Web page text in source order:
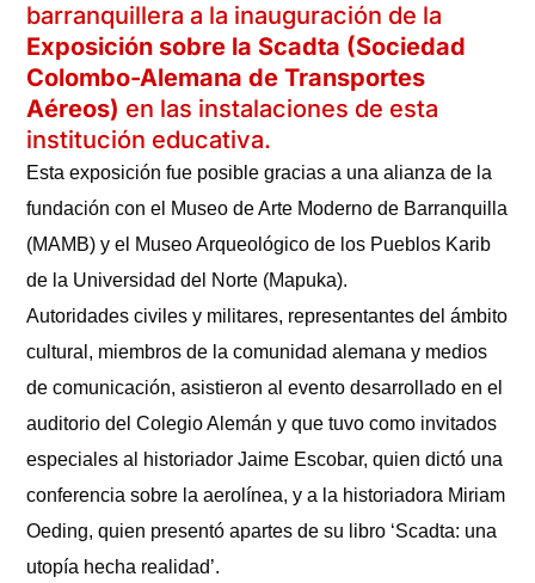
+Sabatinos
barranquillera a la inauguración de la
Exposición sobre la Scadta (Sociedad
Colombo-Alemana de Transportes
Aéreos) en las instalaciones de esta
institución educativa.
Esta exposición fue posible gracias a una alianza de la
fundación con el Museo de Arte Moderno de Barranquilla
(MAMB) y el Museo Arqueológico de los Pueblos Karib
de la Universidad del Norte (Mapuka).
Autoridades civiles y militares, representantes del ámbito
cultural, miembros de la comunidad alemana y medios
de comunicación, asistieron al evento desarrollado en el
auditorio del Colegio Alemán y que tuvo como invitados
especiales al historiador Jaime Escobar, quien dictó una
conferencia sobre la aerolínea, y a la historiadora Miriam
Oeding, quien presentó apartes de su libro ‘Scadta: una
utopía hecha realidad’.